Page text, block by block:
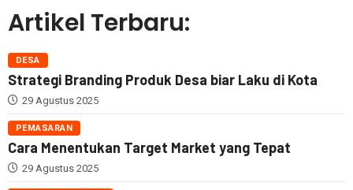
Artikel Terbaru:
DESA
Strategi Branding Produk Desa biar Laku di Kota
29 Agustus 2025
PEMASARAN
Cara Menentukan Target Market yang Tepat
29 Agustus 2025